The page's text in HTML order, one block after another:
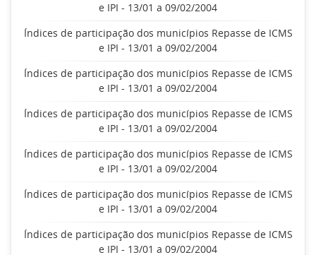
e IPI - 13/01 a 09/02/2004
Índices de participação dos municípios Repasse de ICMS
e IPI - 13/01 a 09/02/2004
Índices de participação dos municípios Repasse de ICMS
e IPI - 13/01 a 09/02/2004
Índices de participação dos municípios Repasse de ICMS
e IPI - 13/01 a 09/02/2004
Índices de participação dos municípios Repasse de ICMS
e IPI - 13/01 a 09/02/2004
Índices de participação dos municípios Repasse de ICMS
e IPI - 13/01 a 09/02/2004
Índices de participação dos municípios Repasse de ICMS
e IPI - 13/01 a 09/02/2004